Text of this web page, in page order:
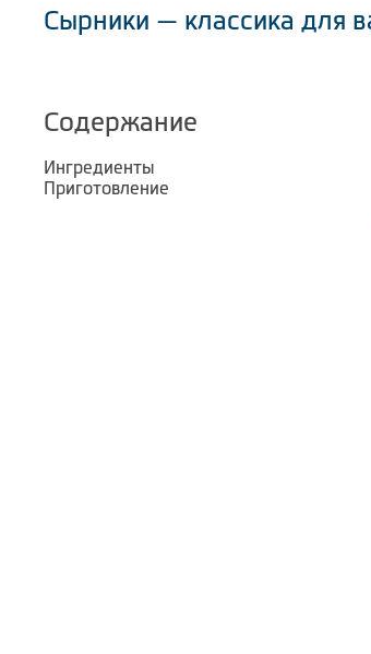
Сырники — классика для
Содержание
Ингредиенты
Приготовление